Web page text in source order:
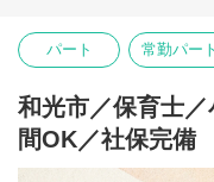
パート 常勤パート
和光市／保育士
間OK／社保完備